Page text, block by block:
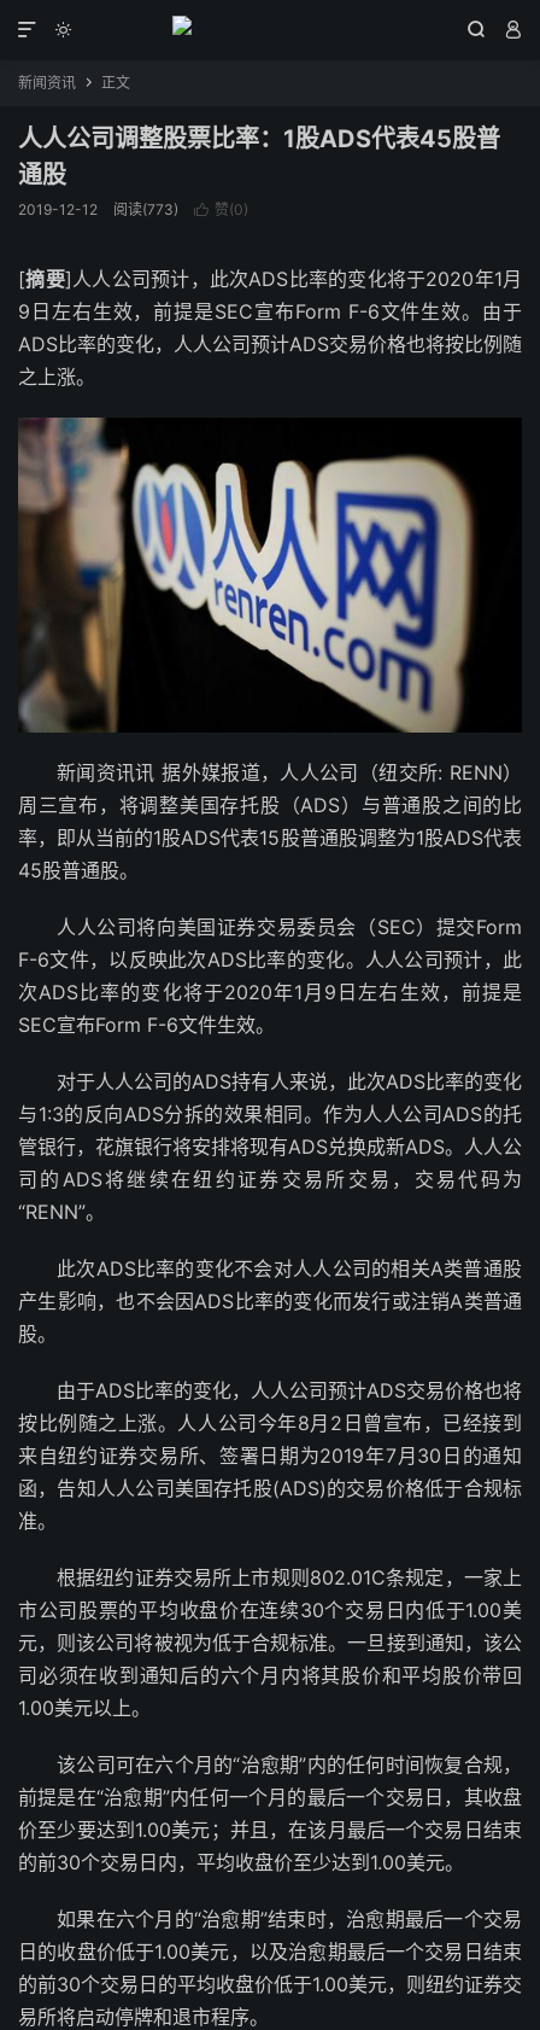
  

新闻资讯  正文
人人公司调整股票比率：1股ADS代表45股普
通股
2019-12-12 阅读(773)  赞(0)
[摘要]人人公司预计，此次ADS比率的变化将于2020年1月
9日左右生效，前提是SEC宣布Form F-6文件生效。由于
ADS比率的变化，人人公司预计ADS交易价格也将按比例随
之上涨。
新闻资讯讯 据外媒报道，人人公司（纽交所: RENN）
周三宣布，将调整美国存托股（ADS）与普通股之间的比
率，即从当前的1股ADS代表15股普通股调整为1股ADS代表
45股普通股。
人人公司将向美国证券交易委员会（SEC）提交Form
F-6文件，以反映此次ADS比率的变化。人人公司预计，此
次ADS比率的变化将于2020年1月9日左右生效，前提是
SEC宣布Form F-6文件生效。
对于人人公司的ADS持有人来说，此次ADS比率的变化
与1:3的反向ADS分拆的效果相同。作为人人公司ADS的托
管银行，花旗银行将安排将现有ADS兑换成新ADS。人人公
司的ADS将继续在纽约证券交易所交易，交易代码为
“RENN”。
此次ADS比率的变化不会对人人公司的相关A类普通股
产生影响，也不会因ADS比率的变化而发行或注销A类普通
股。
由于ADS比率的变化，人人公司预计ADS交易价格也将
按比例随之上涨。人人公司今年8月2日曾宣布，已经接到
来自纽约证券交易所、签署日期为2019年7月30日的通知
函，告知人人公司美国存托股(ADS)的交易价格低于合规标
准。
根据纽约证券交易所上市规则802.01C条规定，一家上
市公司股票的平均收盘价在连续30个交易日内低于1.00美
元，则该公司将被视为低于合规标准。一旦接到通知，该公
司必须在收到通知后的六个月内将其股价和平均股价带回
1.00美元以上。
该公司可在六个月的“治愈期”内的任何时间恢复合规，
前提是在“治愈期”内任何一个月的最后一个交易日，其收盘
价至少要达到1.00美元；并且，在该月最后一个交易日结束
的前30个交易日内，平均收盘价至少达到1.00美元。
如果在六个月的“治愈期”结束时，治愈期最后一个交易
日的收盘价低于1.00美元，以及治愈期最后一个交易日结束
的前30个交易日的平均收盘价低于1.00美元，则纽约证券交
易所将启动停牌和退市程序。